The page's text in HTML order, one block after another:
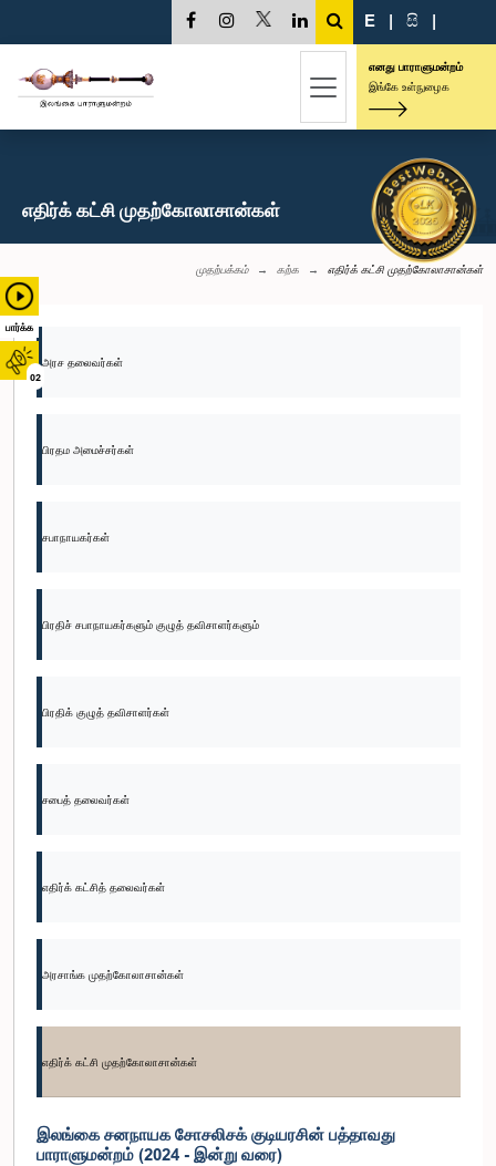
பார்க்க
02
E | සි |
எனது பாராளுமன்றம்
இங்கே உள்நுழைக
எதிர்க் கட்சி முதற்கோலாசான்கள்
முதற்பக்கம் கற்க எதிர்க் கட்சி முதற்கோலாசான்கள்
அரச தலைவர்கள்
பிரதம அமைச்சர்கள்
சபாநாயகர்கள்
பிரதிச் சபாநாயகர்களும் குழுத் தவிசாளர்களும்
பிரதிக் குழுத் தவிசாளர்கள்
சபைத் தலைவர்கள்
எதிர்க் கட்சித் தலைவர்கள்
அரசாங்க முதற்கோலாசான்கள்
எதிர்க் கட்சி முதற்கோலாசான்கள்
இலங்கை சனநாயக சோசலிசக் குடியரசின் பத்தாவது
பாராளுமன்றம் (2024 - இன்று வரை)